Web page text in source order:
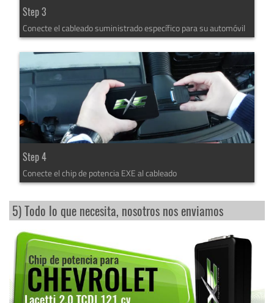
Step 3
Conecte el cableado suministrado específico para su automóvil
Step 4
Conecte el chip de potencia EXE al cableado
5) Todo lo que necesita, nosotros nos enviamos